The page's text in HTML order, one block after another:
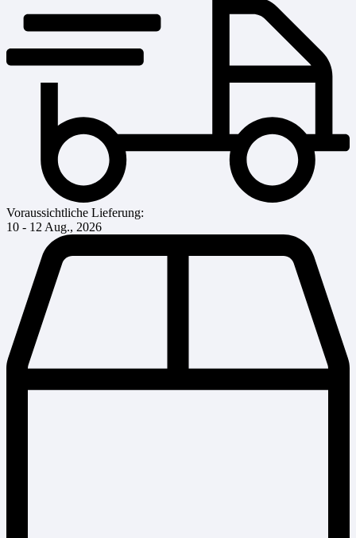
Voraussichtliche Lieferung:
10 - 12 Aug., 2026